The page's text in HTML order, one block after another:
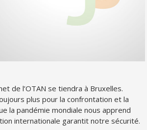
de l’OTAN se tiendra à Bruxelles.
plus pour la confrontation et la
la pandémie mondiale nous apprend
internationale garantit notre sécurité.